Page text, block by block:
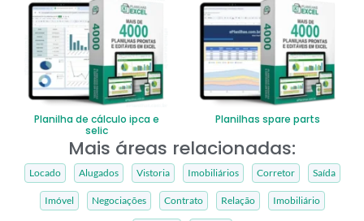
Planilha de cálculo ipca e
selic
Planilhas spare parts
Mais áreas relacionadas:
Locado Alugados Vistoria Imobiliários Corretor Saída
Imóvel Negociações Contrato Relação Imobiliário